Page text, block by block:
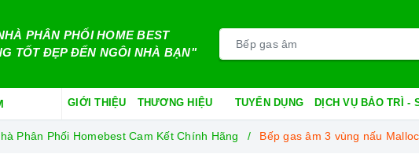
PHÂN PHỐI HOME BEST
TỐT ĐẸP ĐẾN NGÔI NHÀ BẠN"
GIỚI THIỆU THƯƠNG HIỆU TUYỂN DỤNG DỊCH VỤ BẢO TRÌ -
Phân Phối Homebest Cam Kết Chính Hãng Bếp gas âm 3 vùng nấu